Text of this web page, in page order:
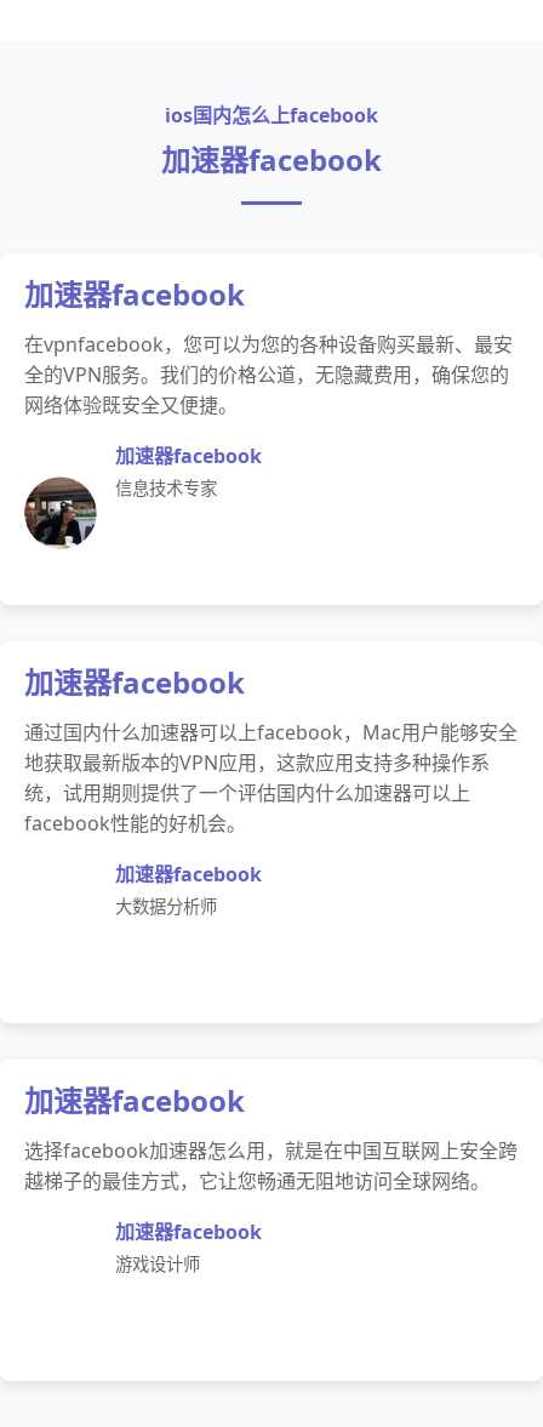
ios国内怎么上facebook
加速器facebook
加速器facebook
在vpnfacebook，您可以为您的各种设备购买最新、最安
全的VPN服务。我们的价格公道，无隐藏费用，确保您的
网络体验既安全又便捷。
加速器facebook
信息技术专家
加速器facebook
通过国内什么加速器可以上facebook，Mac用户能够安全
地获取最新版本的VPN应用，这款应用支持多种操作系
统，试用期则提供了一个评估国内什么加速器可以上
facebook性能的好机会。
加速器facebook
大数据分析师
加速器facebook
选择facebook加速器怎么用，就是在中国互联网上安全跨
越梯子的最佳方式，它让您畅通无阻地访问全球网络。
加速器facebook
游戏设计师